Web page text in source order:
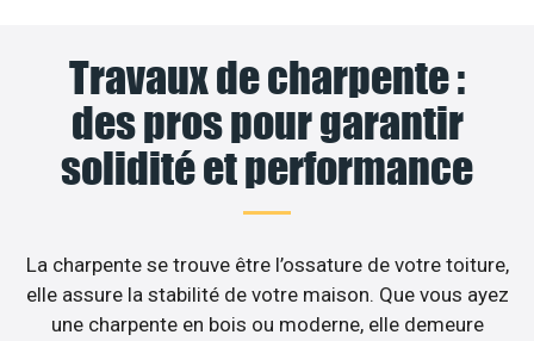
Travaux de charpente :
des pros pour garantir
solidité et performance
La charpente se trouve être l’ossature de votre toiture,
elle assure la stabilité de votre maison. Que vous ayez
une charpente en bois ou moderne, elle demeure